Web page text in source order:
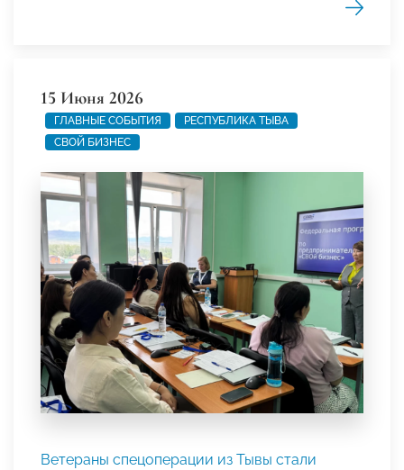
15 Июня 2026
ГЛАВНЫЕ СОБЫТИЯ
РЕСПУБЛИКА ТЫВА
СВОЙ БИЗНЕС
Ветераны спецоперации из Тывы стали